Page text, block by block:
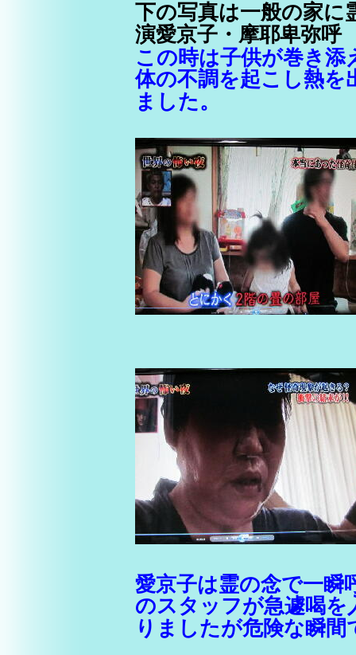
下の写真は一般の家
演愛京子・摩耶卑弥呼
この時は子供が巻き
体の不調を起こし熱を
ました。
愛京子は霊の念で一瞬
のスタッフが急遽喝を
りましたが危険な瞬間